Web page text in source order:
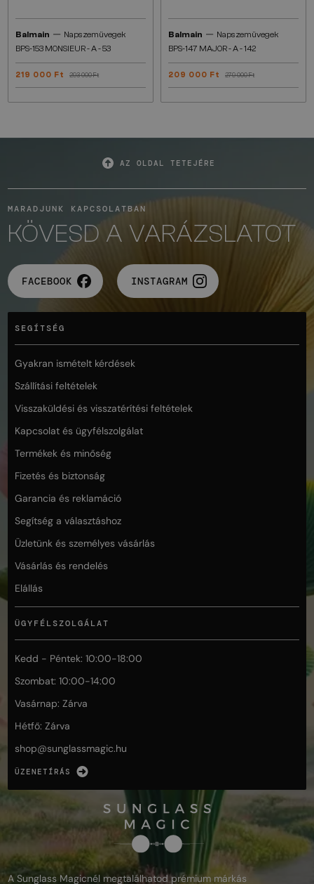
Balmain — Napszemüvegek
BPS-153 MONSIEUR - A - 53
219 000 Ft 293 000 Ft
Balmain — Napszemüvegek
BPS-147 MAJOR - A - 142
209 000 Ft 279 000 Ft
AZ OLDAL TETEJÉRE
MARADJUNK KAPCSOLATBAN
KÖVESD A VARÁZSLATOT
FACEBOOK INSTAGRAM
SEGÍTSÉG
Gyakran ismételt kérdések
Szállítási feltételek
Visszaküldési és visszatérítési feltételek
Kapcsolat és ügyfélszolgálat
Termékek és minőség
Fizetés és biztonság
Garancia és reklamáció
Segítség a választáshoz
Üzletünk és személyes vásárlás
Vásárlás és rendelés
Elállás
ÜGYFÉLSZOLGÁLAT
Kedd - Péntek: 10:00-18:00
Szombat: 10:00-14:00
Vasárnap: Zárva
Hétfő: Zárva
shop@sunglassmagic.hu
ÜZENETÍRÁS
A Sunglass Magicnél megtalálhatod prémium márkás